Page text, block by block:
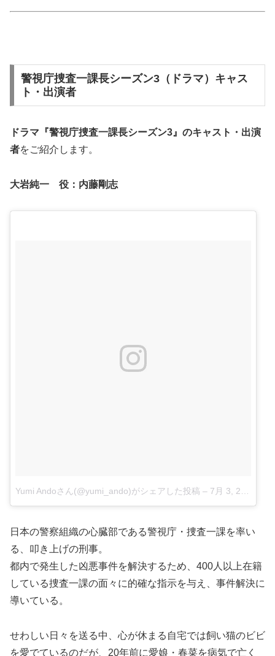
警視庁捜査一課長シーズン3（ドラマ）キャス
ト・出演者
ドラマ『警視庁捜査一課長シーズン3』のキャスト・出演
者をご紹介します。
大岩純一 役： 内藤剛志
Yumi Andoさん(@yumi_ando)がシェアした投稿 – 7月 3, 2017 at 2:55午前 PDT
日本の警察組織の心臓部である警視庁・捜査一課を率い
る、叩き上げの刑事。
都内で発生した凶悪事件を解決するため、400人以上在籍
している捜査一課の面々に的確な指示を与え、事件解決に
導いている。
せわしい日々を送る中、心が休まる自宅では飼い猫のビビ
を愛でているのだが、20年前に愛娘・春菜を病気で亡く